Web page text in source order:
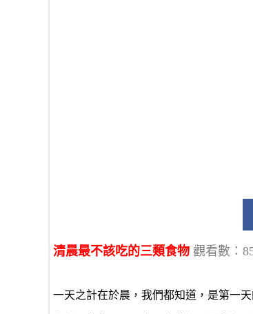
清晨最不該吃的三類食物 觀看數：
一天之計在於晨，我們都知道，是第一